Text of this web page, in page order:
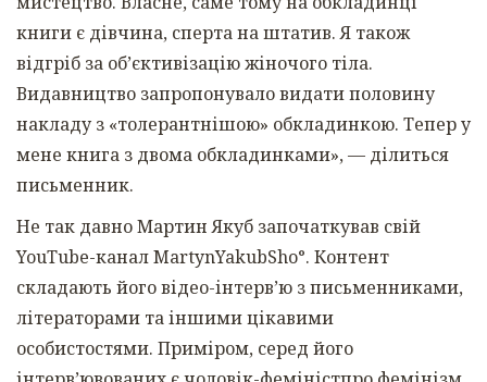
книги є дівчина, сперта на штатив. Я також
відгріб за об’єктивізацію жіночого тіла.
Видавництво запропонувало видати половину
накладу з «толерантнішою» обкладинкою. Тепер у
мене книга з двома обкладинками»,— ділиться
письменник.
Не так давно Мартин Якуб започаткував свій
YouTube-каналMartynYakubSho°. Контент
складають його відео-інтерв’ю з письменниками,
літераторами та іншими цікавими
особистостями. Приміром, серед його